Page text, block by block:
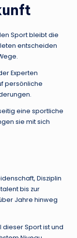
Sport bleibt die
entscheiden
Experten
persönliche
eine sportliche
sie mit sich
Disziplin
bis zur
Jahre hinweg
dieser Sport ist und